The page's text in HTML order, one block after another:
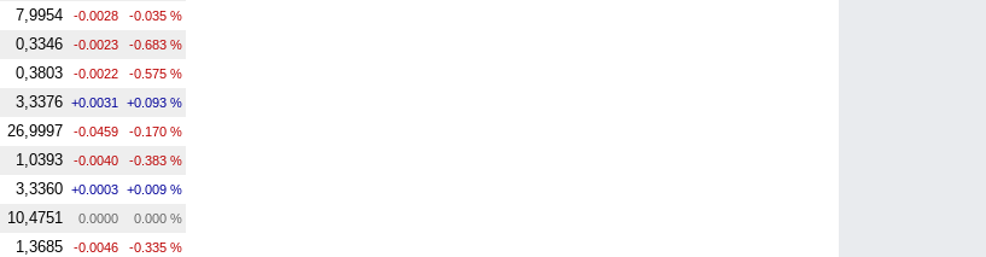
7,9954 -0.0028 -0.035 %
0,3346 -0.0023 -0.683 %
0,3803 -0.0022 -0.575 %
3,3376 +0.0031 +0.093 %
26,9997 -0.0459 -0.170 %
1,0393 -0.0040 -0.383 %
3,3360 +0.0003 +0.009 %
10,4751 0.0000 0.000 %
1,3685 -0.0046 -0.335 %